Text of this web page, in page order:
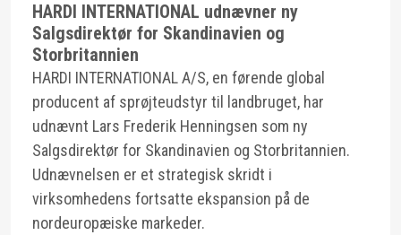
HARDI INTERNATIONAL udnævner ny
Salgsdirektør for Skandinavien og
Storbritannien
HARDI INTERNATIONAL A/S, en førende global
producent af sprøjteudstyr til landbruget, har
udnævnt Lars Frederik Henningsen som ny
Salgsdirektør for Skandinavien og Storbritannien.
Udnævnelsen er et strategisk skridt i
virksomhedens fortsatte ekspansion på de
nordeuropæiske markeder.